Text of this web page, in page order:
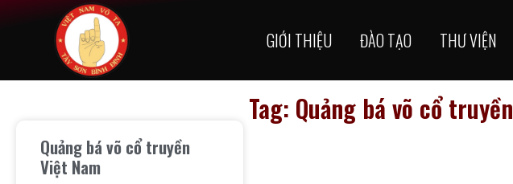
GIỚI THIỆU ĐÀO TẠO THƯ VIỆN
Tag: Quảng bá võ cổ truyền
Quảng bá võ cổ truyền
Việt Nam